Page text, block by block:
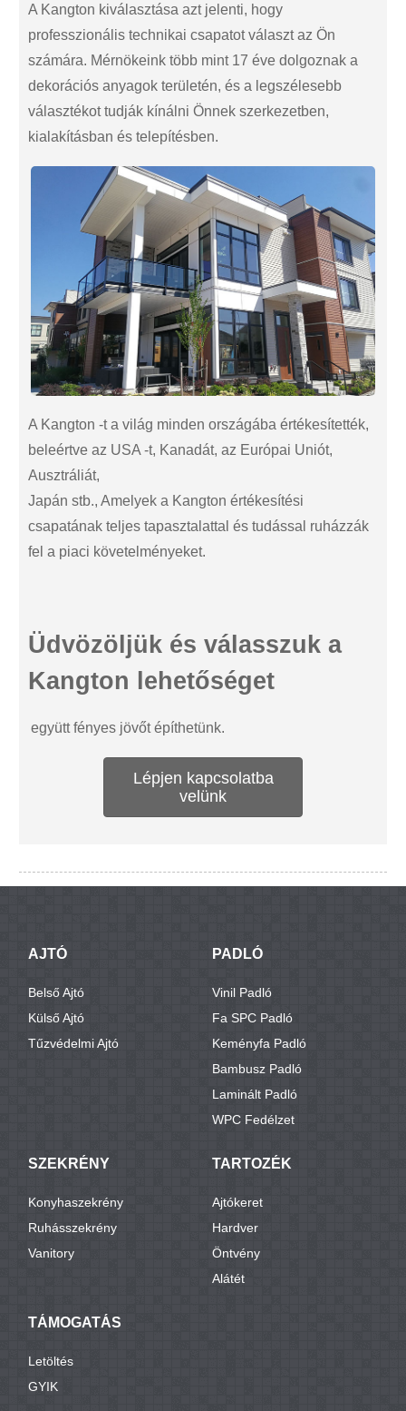
A Kangton kiválasztása azt jelenti, hogy
professzionális technikai csapatot választ az Ön
számára. Mérnökeink több mint 17 éve dolgoznak a
dekorációs anyagok területén, és a legszélesebb
választékot tudják kínálni Önnek szerkezetben,
kialakításban és telepítésben.
A Kangton -t a világ minden országába értékesítették,
beleértve az USA -t, Kanadát, az Európai Uniót,
Ausztráliát,
Japán stb., Amelyek a Kangton értékesítési
csapatának teljes tapasztalattal és tudással ruházzák
fel a piaci követelményeket.
Üdvözöljük és válasszuk a
Kangton lehetőséget
együtt fényes jövőt építhetünk.
Lépjen kapcsolatba
velünk
AJTÓ
Belső Ajtó
Külső Ajtó
Tűzvédelmi Ajtó
PADLÓ
Vinil Padló
Fa SPC Padló
Keményfa Padló
Bambusz Padló
Laminált Padló
WPC Fedélzet
SZEKRÉNY
Konyhaszekrény
Ruhásszekrény
Vanitory
TARTOZÉK
Ajtókeret
Hardver
Öntvény
Alátét
TÁMOGATÁS
Letöltés
GYIK